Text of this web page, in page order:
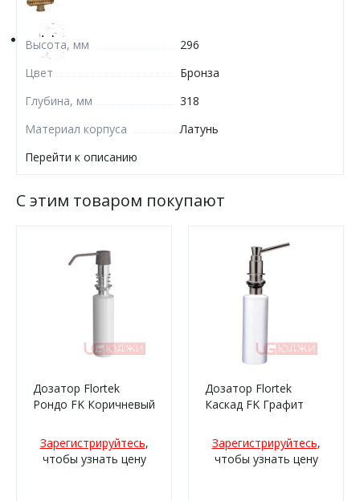
Высота, мм
296
Цвет
Бронза
Глубина, мм
318
Материал корпуса
Латунь
Перейти к описанию
С этим товаром покупают
Дозатор Flortek
Рондо FK Коричневый
Зарегистрируйтесь,
чтобы узнать цену
Дозатор Flortek
Каскад FK Графит
Зарегистрируйтесь,
чтобы узнать цену